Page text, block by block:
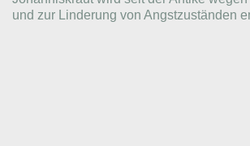
und zur Linderung von Angstzuständen